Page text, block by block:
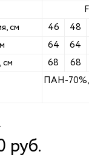
руб.
см
46 48
64 64
см
68 68
ПАН-